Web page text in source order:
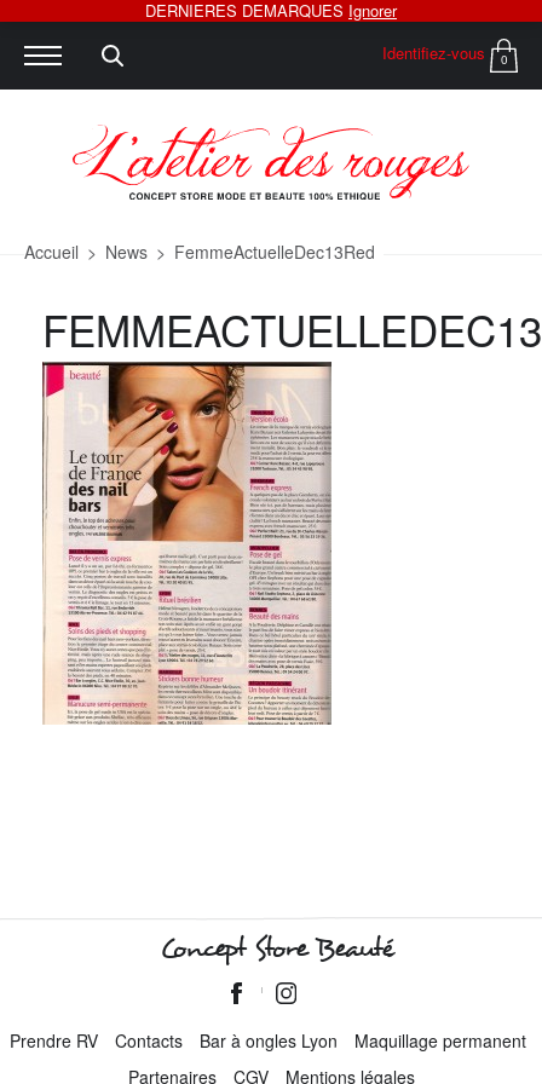
Identifiez-vous 0
Accueil > News > FemmeActuelleDec13Red
Concept Store Beauté
Prendre RV Contacts Bar à ongles Lyon
Maquillage permanent
Partenaires
CGV Mentions légales
DERNIERES DEMARQUES Ignorer